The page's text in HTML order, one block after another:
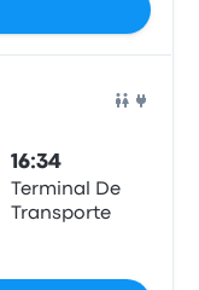
16:34
Terminal De
Transporte